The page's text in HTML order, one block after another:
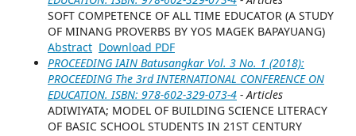
SOFT COMPETENCE OF ALL TIME EDUCATOR (A STUDY
OF MINANG PROVERBS BY YOS MAGEK BAPAYUANG)
Abstract Download PDF
PROCEEDING IAIN Batusangkar Vol. 3 No. 1 (2018):
PROCEEDING The 3rd INTERNATIONAL CONFERENCE ON
EDUCATION. ISBN: 978-602-329-073-4 - Articles
ADIWIYATA; MODEL OF BUILDING SCIENCE LITERACY
OF BASIC SCHOOL STUDENTS IN 21ST CENTURY